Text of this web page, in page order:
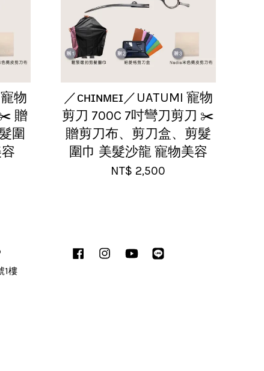
物
✂️ 贈
圍
／ᴄʜɪɴᴍᴇɪ／UATUMI 寵物
剪刀 700C 7吋彎刀剪刀 ✂️
贈剪刀布、剪刀盒、剪髮
圍巾 美髮沙龍 寵物美容
NT$ 2,500
1樓
FacebookInstagramYouTube